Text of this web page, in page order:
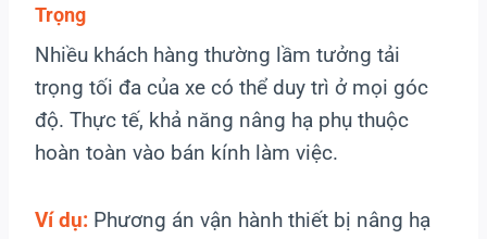
Trọng
Nhiều khách hàng thường lầm tưởng tải
trọng tối đa của xe có thể duy trì ở mọi góc
độ. Thực tế, khả năng nâng hạ phụ thuộc
hoàn toàn vào bán kính làm việc.
Ví dụ: Phương án vận hành thiết bị nâng hạ